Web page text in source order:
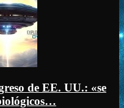
de EE. UU.: «se